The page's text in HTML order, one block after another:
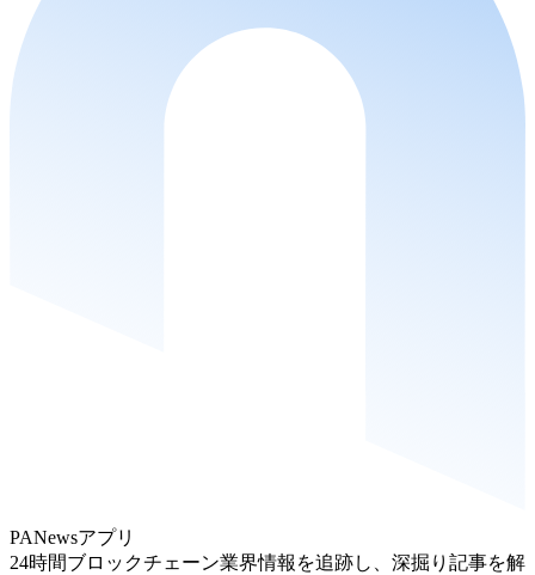
PANewsアプリ
24時間ブロックチェーン業界情報を追跡し、深掘り記事を解